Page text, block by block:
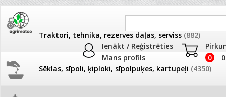
Ienākt / Reģistrēties
Mans profils
0
Traktori, tehnika, rezerves daļas, serviss (882)
Sēklas, sīpoli, ķiploki, sīpolpuķes, kartupeļi (4350)